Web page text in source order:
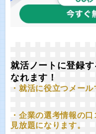
就活ノートに登録
なれます！
・就活に役立つメー
・企業の選考情報の
見放題になります。